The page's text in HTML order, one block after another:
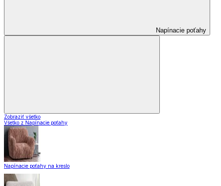
Napínacie poťahy
Zobraziť všetko
Všetko z Napínacie poťahy
Napínacie poťahy na kreslo